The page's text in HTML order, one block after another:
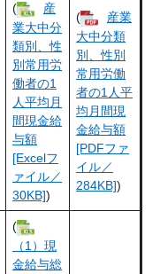
(
産
業大中分
類別、性
別常用労
働者の1
人平均月
間現金給
与額
[Excelフ
ァイル／
30KB])
(
産業
大中分類
別、性別
常用労働
者の1人平
均月間現
金給与額
[PDFファ
イル／
284KB])
(
（1）現
金給与総